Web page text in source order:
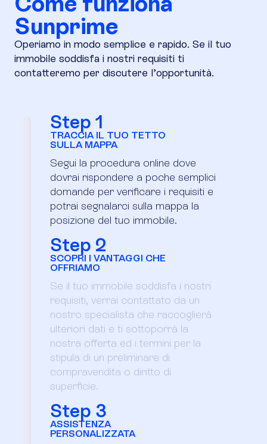
Sunprime
Operiamo in modo semplice e rapido. Se il tuo
immobile soddisfa i nostri requisiti ti
contatteremo per discutere l’opportunità.
Step 1
TRACCIA IL TUO TETTO
SULLA MAPPA
Segui la procedura online dove
dovrai rispondere a poche semplici
domande per verificare i requisiti e
potrai segnalarci sulla mappa la
posizione del tuo immobile.
Step 2
SCOPRI I VANTAGGI CHE
OFFRIAMO
Se il tuo immobile soddisfa i nostri
requisiti, verrai contattato da un
nostro specialista che raccoglierà
ulteriori dati e ti sottoporrà la
nostra offerta ed i termini per la
stipula di un preliminare di
compravendita o diritto di
superficie.
Step 3
ASSISTENZA
PERSONALIZZATA